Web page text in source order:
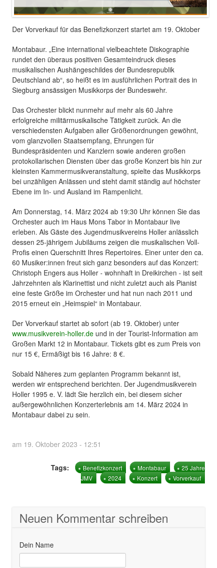
Der Vorverkauf für das Benefizkonzert startet am 19. Oktober
Montabaur. „Eine international vielbeachtete Diskographie
rundet den überaus positiven Gesamteindruck dieses
musikalischen Aushängeschildes der Bundesrepublik
Deutschland ab“, so heißt es im ausführlichen Portrait des in
Siegburg ansässigen Musikkorps der Bundeswehr.
Das Orchester blickt nunmehr auf mehr als 60 Jahre
erfolgreiche militärmusikalische Tätigkeit zurück. An die
verschiedensten Aufgaben aller Größenordnungen gewöhnt,
vom glanzvollen Staatsempfang, Ehrungen für
Bundespräsidenten und Kanzlern sowie anderen großen
protokollarischen Diensten über das große Konzert bis hin zur
kleinsten Kammermusikveranstaltung, spielte das Musikkorps
bei unzähligen Anlässen und steht damit ständig auf höchster
Ebene im In- und Ausland im Rampenlicht.
Am Donnerstag, 14. März 2024 ab 19:30 Uhr können Sie das
Orchester auch im Haus Mons Tabor in Montabaur live
erleben. Als Gäste des Jugendmusikvereins Holler anlässlich
dessen 25-jährigem Jubiläums zeigen die musikalischen Voll-
Profis einen Querschnitt Ihres Repertoires. Einer unter den ca.
60 Musiker:innen freut sich ganz besonders auf das Konzert:
Christoph Engers aus Holler - wohnhaft in Dreikirchen - ist seit
Jahrzehnten als Klarinettist und nicht zuletzt auch als Pianist
eine feste Größe im Orchester und hat nun nach 2011 und
2015 erneut ein „Heimspiel“ in Montabaur.
Der Vorverkauf startet ab sofort (ab 19. Oktober) unter
www.musikverein-holler.de und in der Tourist-Information am
Großen Markt 12 in Montabaur. Tickets gibt es zum Preis von
nur 15 €, Ermäßigt bis 16 Jahre: 8 €.
Sobald Näheres zum geplanten Programm bekannt ist,
werden wir entsprechend berichten. Der Jugendmusikverein
Holler 1995 e. V. lädt Sie herzlich ein, bei diesem sicher
außergewöhnlichen Konzerterlebnis am 14. März 2024 in
Montabaur dabei zu sein.
am 19. Oktober 2023 - 12:51
Tags: Benefizkonzert Montabaur
25 Jahre
JMV
2024 Konzert Vorverkauf
Neuen Kommentar schreiben
Dein Name